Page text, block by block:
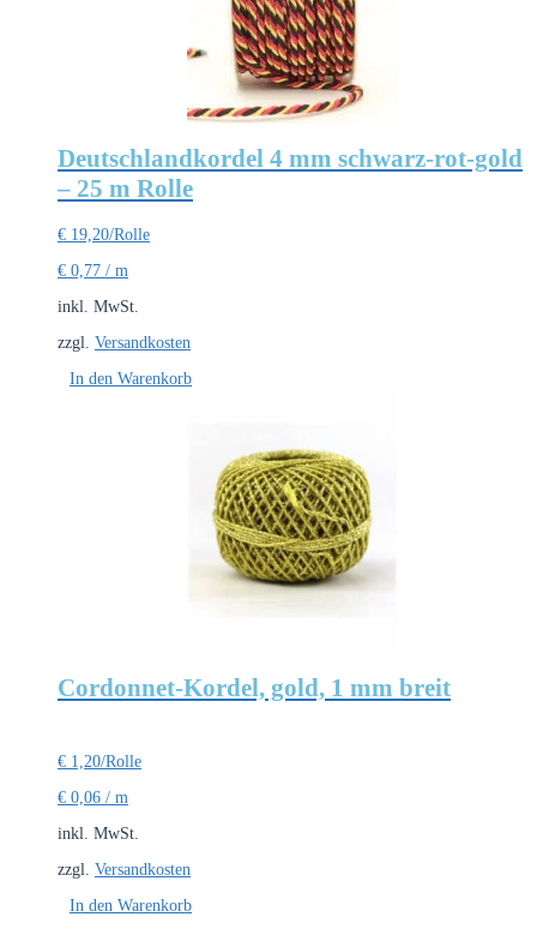
Deutschlandkordel 4 mm schwarz-rot-gold
– 25 m Rolle
€ 19,20/Rolle
€ 0,77 / m
inkl. MwSt.
zzgl. Versandkosten
In den Warenkorb
Cordonnet-Kordel, gold, 1 mm breit
€ 1,20/Rolle
€ 0,06 / m
inkl. MwSt.
zzgl. Versandkosten
In den Warenkorb